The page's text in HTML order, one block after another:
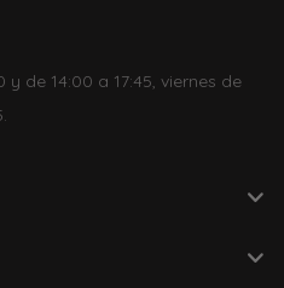
de 14:00 a 17:45, viernes de